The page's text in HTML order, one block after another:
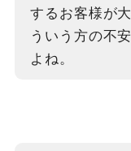
するお客様が
ういう方の不
よね。